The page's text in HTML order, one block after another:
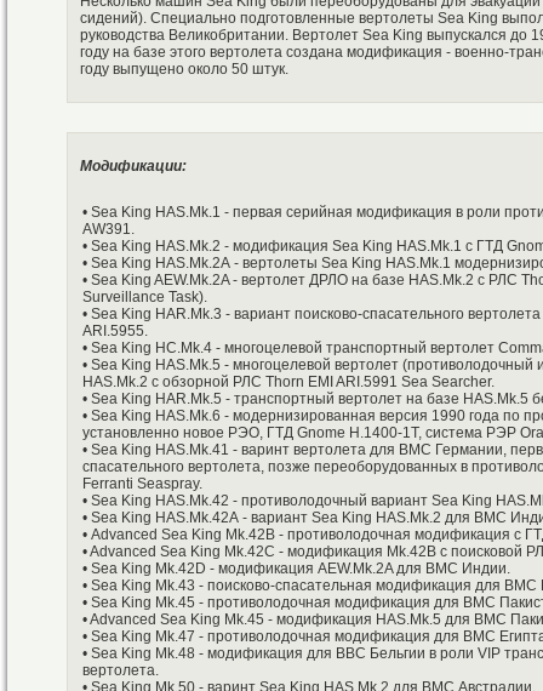
сидений). Специально подготовленные вертолеты Sea King
руководства Великобритании. Вертолет Sea King выпускался до
году на базе этого вертолета создана модификация - военно-
году выпущено около 50 штук.
Модификации:
• Sea King HAS.Mk.1 - первая серийная модификация в роли
AW391.
• Sea King HAS.Mk.2 - модификация Sea King HAS.Mk.1 с ГТД
• Sea King HAS.Mk.2А - вертолеты Sea King HAS.Mk.1
• Sea King AEW.Mk.2A - вертолет ДРЛО на базе HAS.Mk.2 с РЛС
Surveillance Task).
• Sea King HAR.Mk.3 - вариант поисково-спасательного
ARI.5955.
• Sea King HС.Mk.4 - многоцелевой транспортный вертолет
• Sea King HAS.Mk.5 - многоцелевой вертолет (противолодочный
HAS.Mk.2 с обзорной РЛС Thorn EMI ARI.5991 Sea Searcher.
• Sea King HAR.Mk.5 - транспортный вертолет на базе HAS.Mk.5
• Sea King HAS.Mk.6 - модернизированная версия 1990 года по
установленно новое РЭО, ГТД Gnome H.1400-1T, система РЭР
• Sea King HAS.Mk.41 - варинт вертолета для ВМС Германии,
спасательного вертолета, позже переоборудованных в
Ferranti Seaspray.
• Sea King HAS.Mk.42 - противолодочный вариант Sea King
• Sea King HAS.Mk.42А - вариант Sea King HAS.Mk.2 для ВМС
• Advanced Sea King Mk.42В - противолодочная модификация с
• Advanced Sea King Mk.42С - модификация Mk.42В с поисковой
• Sea King Mk.42D - модификация AEW.Mk.2A для ВМС Индии.
• Sea King Mk.43 - поисково-спасательная модификация для ВМС
• Sea King Mk.45 - противолодочная модификация для ВМС
• Advanced Sea King Mk.45 - модификация HAS.Mk.5 для ВМС
• Sea King Mk.47 - противолодочная модификация для ВМС
• Sea King Mk.48 - модификация для ВВС Бельгии в роли VIP
вертолета.